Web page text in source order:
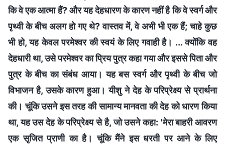
कि वे एक आत्मा हैं? और यह देहधारण के कारण नहीं है कि वे स्वर्ग और
पृथ्वी के बीच अलग हो गए थे? वास्तव में, वे अभी भी एक हैं; चाहे कुछ
भी हो, यह केवल परमेश्वर की स्वयं के लिए गवाही है। ... क्योंकि वह
देहधारी था, उसे परमेश्वर का प्रिय पुत्र कहा गया और इससे पिता और
पुत्र के बीच का संबंध आया। यह बस स्वर्ग और पृथ्वी के बीच जो
विभाजन है, उसके कारण हुआ। यीशु ने देह के परिप्रेक्ष्य से प्रार्थना
की। चूंकि उसने इस तरह की सामान्य मानवता की देह को धारण किया
था, यह उस देह के परिप्रेक्ष्य से है, जो उसने कहा: 'मेरा बाहरी आवरण
एक सृजित प्राणी का है। चूंकि मैंने इस धरती पर आने के लिए